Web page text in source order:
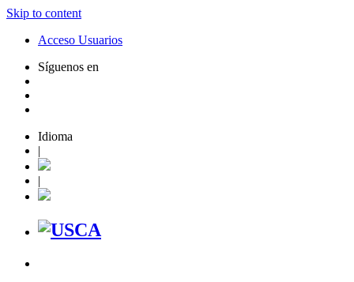
Skip to content
Acceso Usuarios
Síguenos en
Idioma
|
|